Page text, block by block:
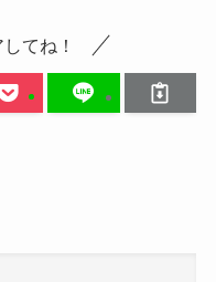
てね！